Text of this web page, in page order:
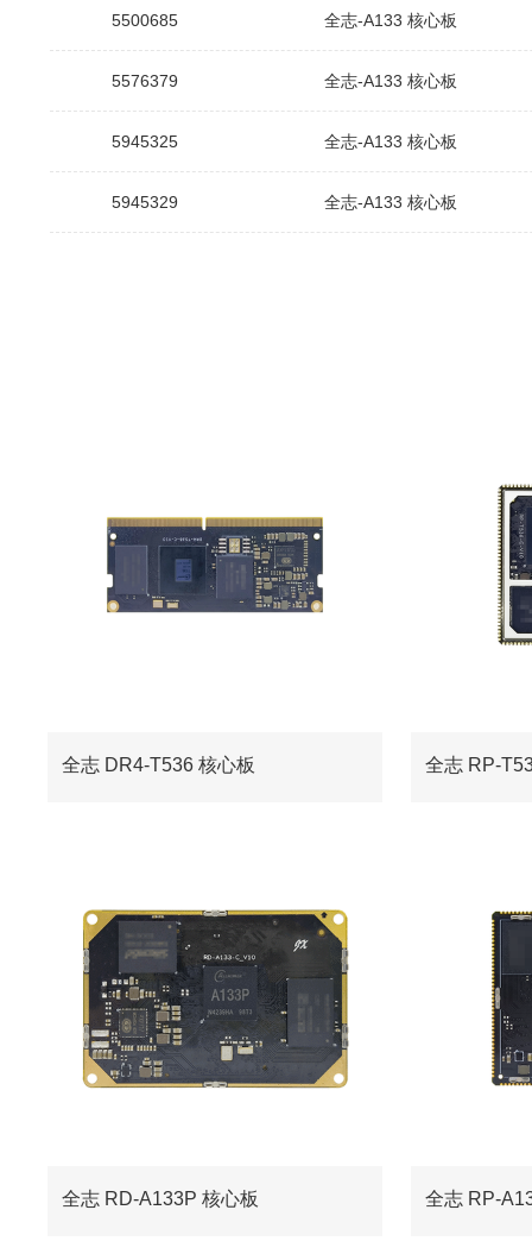
全志 DR4-T536 核心板 全志 RP-
全志 RD-A133P 核心板 全志 RP-
5500685 全志-A133 核心板
5576379 全志-A133 核心板
5945325 全志-A133 核心板
5945329 全志-A133 核心板